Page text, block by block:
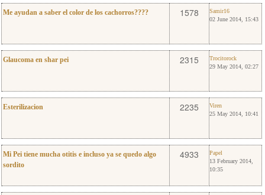
Me ayudan a saber el color de los cachorros???? Samir16
1578
Samir16
02 June 2014, 15:43
Glaucoma en shar pei Trocitorock
2315
Trocitorock
29 May 2014, 02:27
Esterilizacion Viren2235
Viren
25 May 2014, 10:41
Mi Pei tiene mucha otitis e incluso ya se quedo algo
sordito
Papel4933
Papel
13 February 2014,
10:35